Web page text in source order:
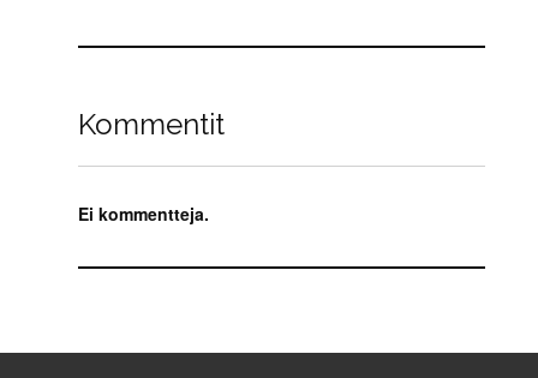
Kommentit
Ei kommentteja.